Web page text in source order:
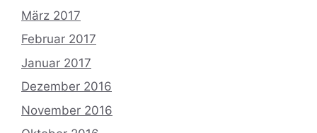
März 2017
Februar 2017
Januar 2017
Dezember 2016
November 2016